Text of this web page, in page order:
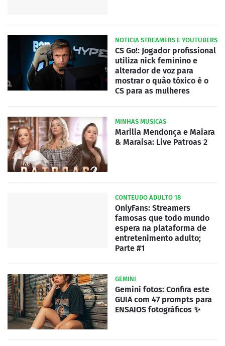
NOTICIA STREAMERS E YOUTUBERS
CS Go!: Jogador profissional
utiliza nick feminino e
alterador de voz para
mostrar o quão tóxico é o
CS para as mulheres
MINHAS MUSICAS
Marilia Mendonça e Maiara
& Maraisa: Live Patroas 2
CONTEUDO ADULTO 18
OnlyFans: Streamers
famosas que todo mundo
espera na plataforma de
entretenimento adulto;
Parte #1
GEMINI
Gemini fotos: Confira este
GUIA com 47 prompts para
ENSAIOS fotográficos ✨